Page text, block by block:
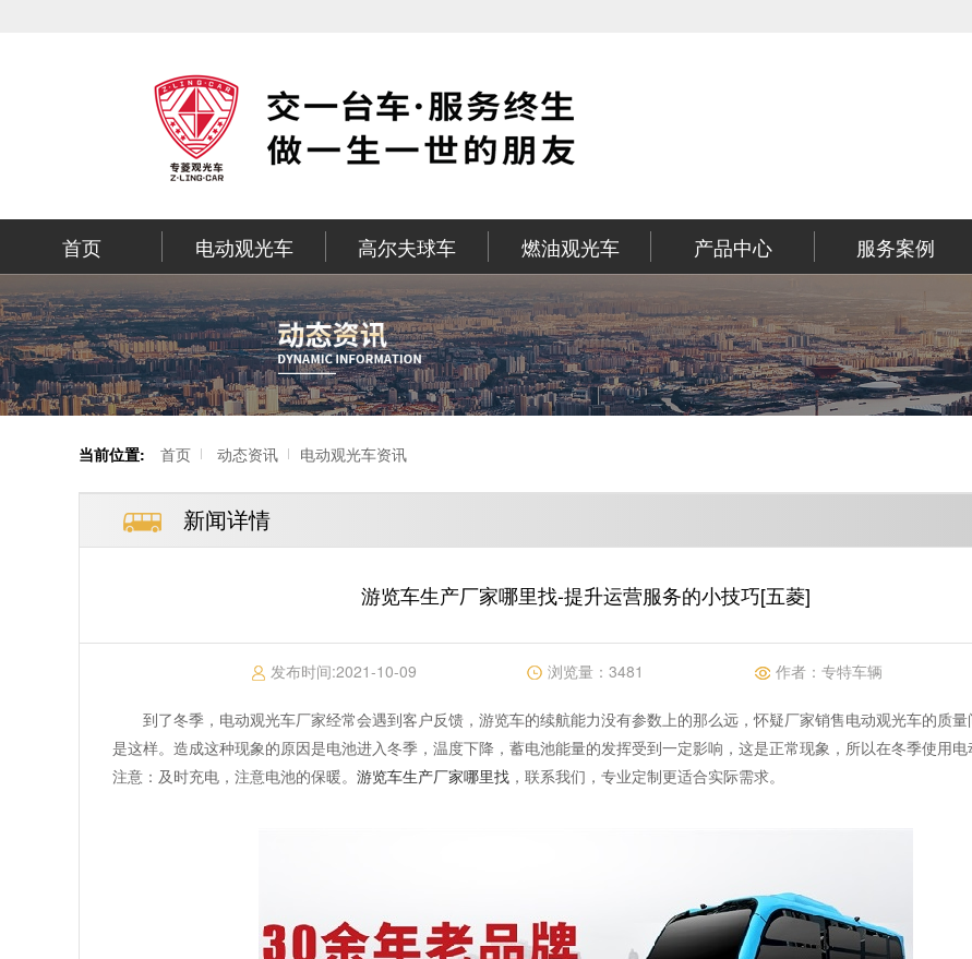
首页 电动观光车 高尔夫球车 燃油观光车 产品中心 服务案例
当前位置: 首页 动态资讯 电动观光车资讯
新闻详情
游览车生产厂家哪里找-提升运营服务的小技巧[五菱]
发布时间:2021-10-09 浏览量：3481 作者： 专特车辆
到了冬季，电动观光车厂家经常会遇到客户反馈，游览车的续航能力没有参数上的那么远，怀疑厂家销售电动观光车的质
是这样。造成这种现象的原因是电池进入冬季，温度下降，蓄电池能量的发挥受到一定影响，这是正常现象，所以在冬季使用
注意：及时充电，注意电池的保暖。 游览车生产厂家哪里找 ，联系我们，专业定制更适合实际需求。